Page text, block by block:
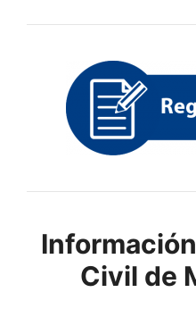
Civil de